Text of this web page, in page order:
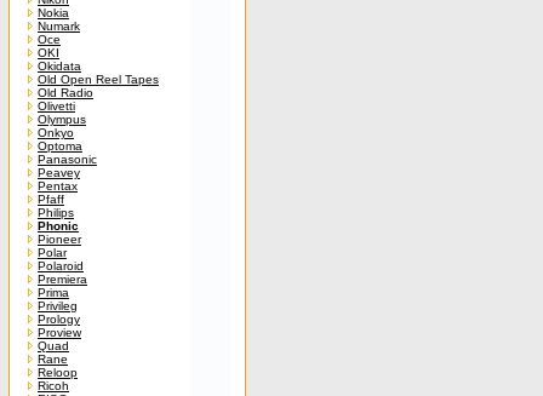
Nokia
Numark
Oce
OKI
Okidata
Old Open Reel Tapes
Old Radio
Olivetti
Olympus
Onkyo
Optoma
Panasonic
Peavey
Pentax
Pfaff
Philips
Phonic
Pioneer
Polar
Polaroid
Premiera
Prima
Privileg
Prology
Proview
Quad
Rane
Reloop
Ricoh